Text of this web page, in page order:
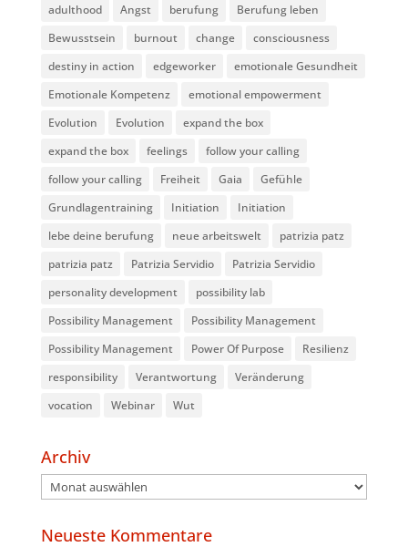
adulthood Angst berufung
Berufung leben
Bewusstsein
burnout change
consciousness
destiny in action
edgeworker
emotionale Gesundheit
Emotionale Kompetenz
emotional empowerment
Evolution
Evolution
expand the box
expand the box
feelings
follow your calling
follow your calling
Freiheit Gaia
Gefühle
Grundlagentraining
Initiation
Initiation
lebe deine berufung
neue arbeitswelt
patrizia patz
patrizia patz
Patrizia Servidio
Patrizia Servidio
personality development
possibility lab
Possibility Management
Possibility Management
Possibility Management
Power Of Purpose
Resilienz
responsibility
Verantwortung
Veränderung
vocation
Webinar Wut
Archiv
Archiv
Neueste Kommentare